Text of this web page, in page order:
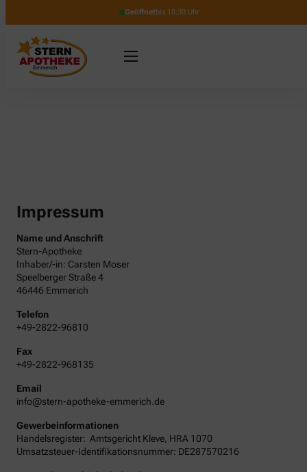
Geöffnetbis 18:30 Uhr
Impressum
Name und Anschrift
Stern-Apotheke
Inhaber/-in: Carsten Moser
Speelberger Straße 4
46446 Emmerich
Telefon
+49-2822-96810
Fax
+49-2822-968135
Email
info@stern-apotheke-emmerich.de
Gewerbeinformationen
Handelsregister: Amtsgericht Kleve HRA 1070
Umsatzsteuer-Identifikationsnummer: DE287570216